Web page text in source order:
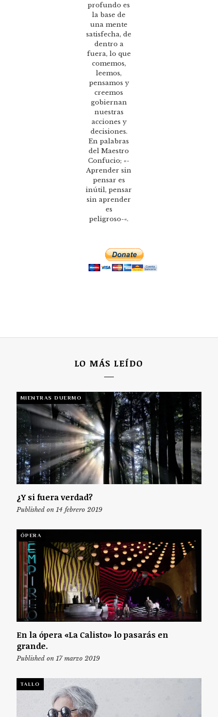
profundo es
la base de
una mente
satisfecha, de
dentro a
fuera, lo que
comemos,
leemos,
pensamos y
creemos
gobiernan
nuestras
acciones y
decisiones.
En palabras
del Maestro
Confucio; «-
Aprender sin
pensar es
inútil, pensar
sin aprender
es
peligroso-«.
LO MÁS LEÍDO
MIENTRAS DUERMO
¿Y si fuera verdad?
Published on 14 febrero 2019
ÓPERA
En la ópera «La Calisto» lo pasarás en
grande.
Published on 17 marzo 2019
TALLO